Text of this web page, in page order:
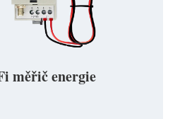
měřič energie